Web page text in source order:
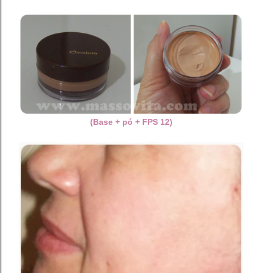
(Base + pó + FPS 12)